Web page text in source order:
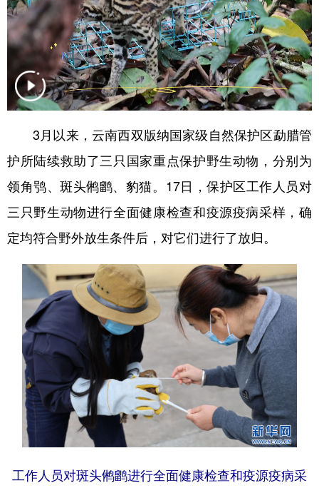
云南青年说 趣看文物
3月以来，云南西双版纳国家级自然保护区勐腊管
护所陆续救助了三只国家重点保护野生动物，分别为
领角鸮、斑头鸺鹠、豹猫。17日，保护区工作人员对
三只野生动物进行全面健康检查和疫源疫病采样，确
定均符合野外放生条件后，对它们进行了放归。
工作人员对斑头鸺鹠进行全面健康检查和疫源疫病采